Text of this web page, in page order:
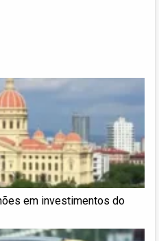
em investimentos do